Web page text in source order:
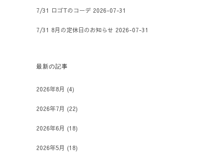
7/31 ロゴTのコーデ 2026-07-31
7/31 8月の定休日のお知らせ 2026-07-31
最新の記事
2026年8月 (4)
2026年7月 (22)
2026年6月 (18)
2026年5月 (18)